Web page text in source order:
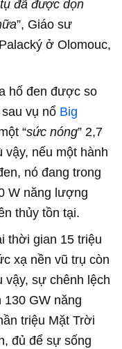
đã được dọn
”, Giáo sư
ở Olomouc,
hố đen được so
vụ nổ Big
“sức nóng” 2,7
vậy, nếu một hành
nó đang trong
W năng lượng
thủy tồn tại.
thời gian 15 triệu
xạ nền vũ trụ còn
vậy, sự chênh lệch
130 GW năng
triệu Mặt Trời
đủ để sự sống